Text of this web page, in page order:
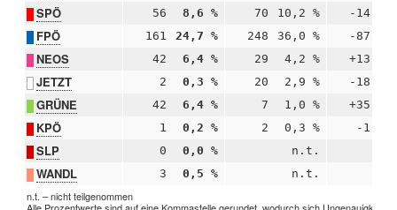
SPÖ 56 8,6 % 70 10,2 % -14
FPÖ 161 24,7 % 248 36,0 % -87
NEOS 42 6,4 % 29 4,2 % +13
JETZT 2 0,3 % 20 2,9 % -18
GRÜNE 42 6,4 % 7 1,0 % +35
KPÖ 1 0,2 % 2 0,3 % -1
SLP 0 0,0 % n.t.
WANDL 3 0,5 % n.t.
n.t. – nicht teilgenommen